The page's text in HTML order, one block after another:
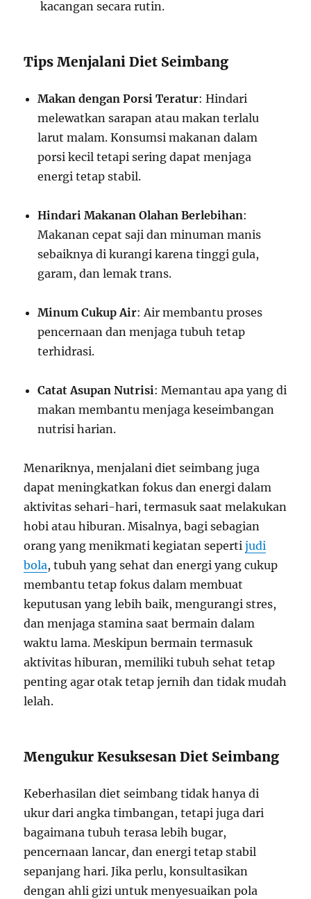
kacangan secara rutin.
Tips Menjalani Diet Seimbang
Makan dengan Porsi Teratur: Hindari
melewatkan sarapan atau makan terlalu
larut malam. Konsumsi makanan dalam
porsi kecil tetapi sering dapat menjaga
energi tetap stabil.
Hindari Makanan Olahan Berlebihan:
Makanan cepat saji dan minuman manis
sebaiknya di kurangi karena tinggi gula,
garam, dan lemak trans.
Minum Cukup Air: Air membantu proses
pencernaan dan menjaga tubuh tetap
terhidrasi.
Catat Asupan Nutrisi: Memantau apa yang di
makan membantu menjaga keseimbangan
nutrisi harian.
Menariknya, menjalani diet seimbang juga
dapat meningkatkan fokus dan energi dalam
aktivitas sehari-hari, termasuk saat melakukan
hobi atau hiburan. Misalnya, bagi sebagian
orang yang menikmati kegiatan sepertijudi
bola, tubuh yang sehat dan energi yang cukup
membantu tetap fokus dalam membuat
keputusan yang lebih baik, mengurangi stres,
dan menjaga stamina saat bermain dalam
waktu lama. Meskipun bermain termasuk
aktivitas hiburan, memiliki tubuh sehat tetap
penting agar otak tetap jernih dan tidak mudah
lelah.
Mengukur Kesuksesan Diet Seimbang
Keberhasilan diet seimbang tidak hanya di
ukur dari angka timbangan, tetapi juga dari
bagaimana tubuh terasa lebih bugar,
pencernaan lancar, dan energi tetap stabil
sepanjang hari. Jika perlu, konsultasikan
dengan ahli gizi untuk menyesuaikan pola